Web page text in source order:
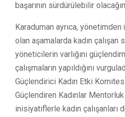
başarının sürdürülebilir
Karaduman ayrıca,
olan aşamalarda kadın çalışan
yöneticilerin varlığını
çalışmaların yapıldığını
Güçlendirici Kadın Etki
Güçlendiren Kadınlar Mentorluk
inisiyatiflerle kadın çalışanları